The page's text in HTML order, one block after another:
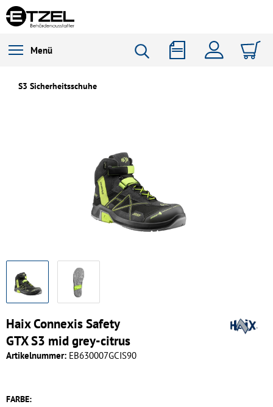
Menü
S3 Sicherheitsschuhe
Haix Connexis Safety
GTX S3 mid grey-citrus
Artikelnummer: EB630007GCIS90
FARBE: